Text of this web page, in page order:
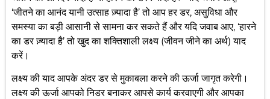
‘जीतने का आनंद यानी उत्साह ज़्यादा है’ तो आप हर डर, असुविधा और
समस्या का बड़ी आसानी से सामना कर सकते हैं और यदि जवाब आए, ‘हारने
का डर ज़्यादा है’ तो खुद का शक्तिशाली लक्ष्य (जीवन जीने का अर्थ) याद
करें।
लक्ष्य की याद आपके अंदर डर से मुकाबला करने की ऊर्जा जागृत करेगी।
लक्ष्य की ऊर्जा आपको निडर बनाकर आपसे कार्य करवाएगी और आपका